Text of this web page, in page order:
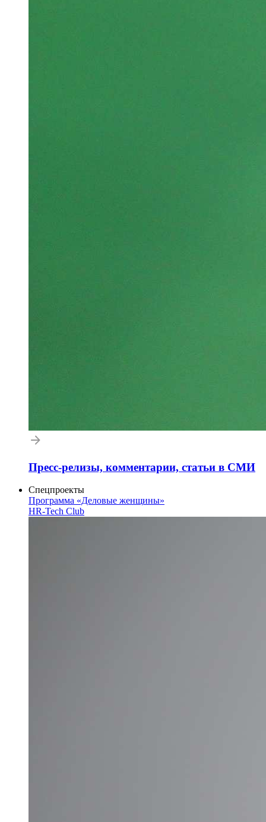
Пресс-релизы, комментарии, статьи в СМИ
Спецпроекты
Программа «Деловые женщины»
HR-Tech Club